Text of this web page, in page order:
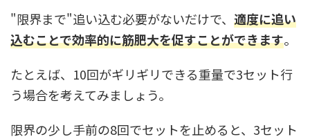
"限界まで"追い込む必要がないだけで、 適度に追い
込むことで効率的に筋肥大を促すことができます。
たとえば、10回がギリギリできる重量で3セット行
う場合を考えてみましょう。
限界の少し手前の8回でセットを止めると、3セット